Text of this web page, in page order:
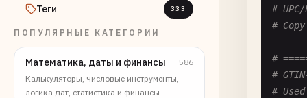
Теги 333
ПОПУЛЯРНЫЕ КАТЕГОРИИ
Математика, даты и финансы
586
Калькуляторы, числовые инструменты,
логика дат, статистика и финансы
#
#
#
#
#